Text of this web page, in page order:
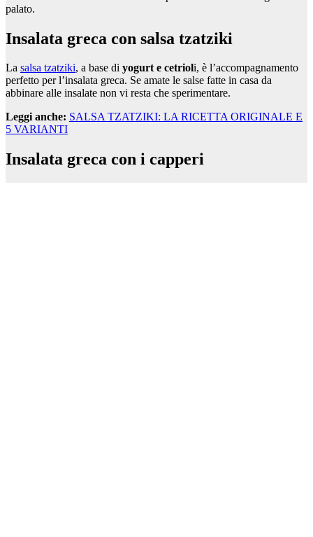
palato.
Insalata greca con salsa tzatziki
La salsa tzatziki, a base di yogurt e cetrioli, è l’accompagnamento
perfetto per l’insalata greca. Se amate le salse fatte in casa da
abbinare alle insalate non vi resta che sperimentare.
Leggi anche: SALSA TZATZIKI: LA RICETTA ORIGINALE E
5 VARIANTI
Insalata greca con i capperi